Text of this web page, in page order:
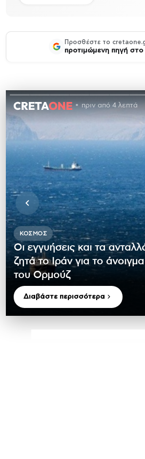
Προσθέστε το
προτιμώμενη πηγή
πριν από 4 λεπτά
ΚΌΣΜΟΣ
Οι εγγυήσεις και τα
ζητά το Ιράν για το
του Ορμούζ
Διαβάστε περισσότερα